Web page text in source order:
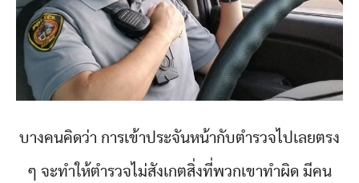
บางคนคิดว่า การเข้าประจันหน้ากับตำรวจไปเลยตรง
ๆ จะทำให้ตำรวจไม่สังเกตสิ่งที่พวกเขาทำผิด มีคน